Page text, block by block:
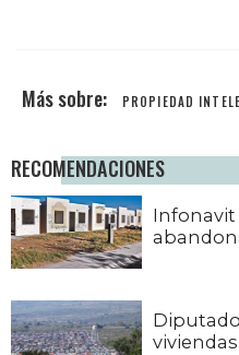
PROPIEDAD
RECOMENDACIONES
Infonavit